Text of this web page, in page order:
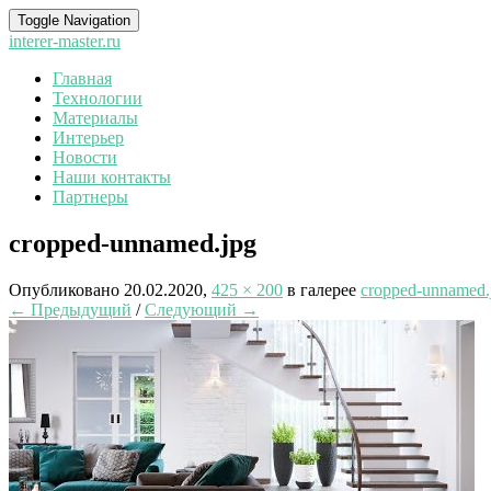
Toggle Navigation
interer-master.ru
Главная
Технологии
Материалы
Интерьер
Новости
Наши контакты
Партнеры
cropped-unnamed.jpg
Опубликовано 20.02.2020, 425 × 200 в галерее cropped-
← Предыдущий /Следующий →